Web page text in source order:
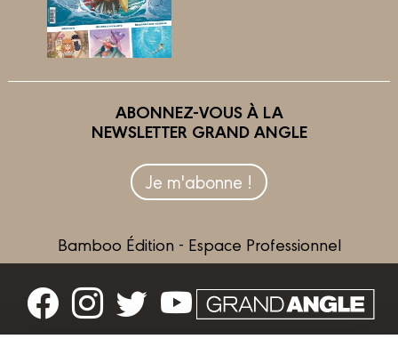
ABONNEZ-VOUS À LA
NEWSLETTER GRAND ANGLE
Je m'abonne !
Bamboo Édition - Espace Professionnel